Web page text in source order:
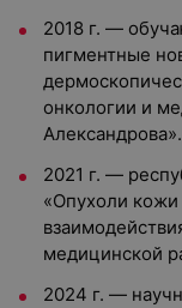
2018 г. —
пигментные
онкологии и
Александрова».
2021 г. —
«Опухоли
медицинской
2024 г. —